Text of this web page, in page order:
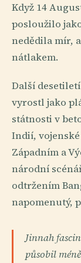
Když 14
posloužilo
nedědila mír,
nátlakem.
Další
vyrostl jako
státnosti v
Indií,
Západním a
národní
odtržením
napomenutý,
Jinnah
působil